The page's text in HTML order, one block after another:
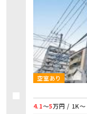
空室あり
4.1～5万円 / 1K